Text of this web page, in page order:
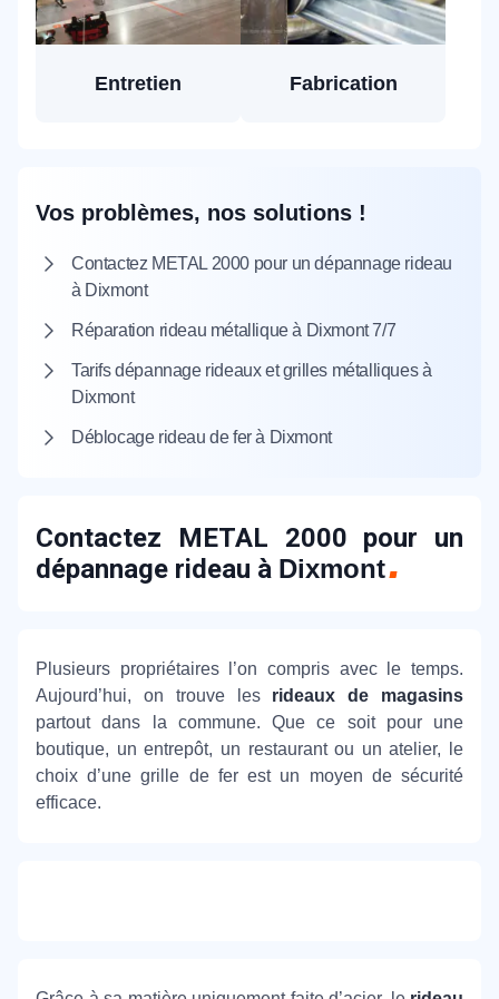
Entretien Fabrication
Vos problèmes, nos solutions !
Contactez METAL 2000 pour un dépannage rideau
à Dixmont
Réparation rideau métallique à Dixmont 7/7
Tarifs dépannage rideaux et grilles métalliques à
Dixmont
Déblocage rideau de fer à Dixmont
Contactez METAL 2000 pour un
dépannage rideau à Dixmont
Plusieurs propriétaires l’on compris avec le temps.
Aujourd’hui, on trouve les rideaux de magasins
partout dans la commune. Que ce soit pour une
boutique, un entrepôt, un restaurant ou un atelier, le
choix d’une grille de fer est un moyen de sécurité
efficace.